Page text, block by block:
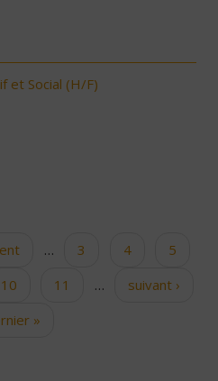
et Social (H/F)
… 3 4
5
10 11 …
suivant ›
»